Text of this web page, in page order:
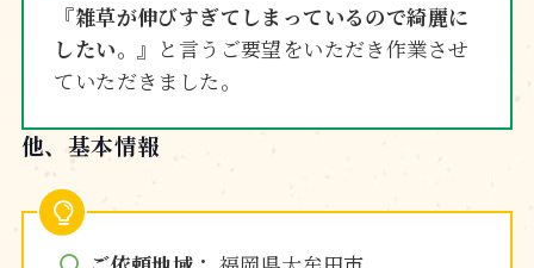
『雑草が伸びすぎてしまっているので綺麗に
したい。』 と言うご要望をいただき作業させ
ていただきました。
他、基本情報